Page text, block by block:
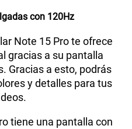
con 120Hz
Note 15 Pro te ofrece
gracias a su pantalla
Gracias a esto, podrás
y detalles para tus
tiene una pantalla con